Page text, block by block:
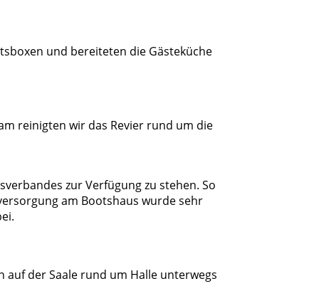
und bereiteten die Gästeküche
reinigten wir das Revier rund um die
zur Verfügung zu stehen. So
am Bootshaus wurde sehr
auf der Saale rund um Halle unterwegs